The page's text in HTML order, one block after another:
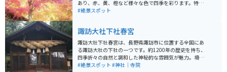
あり、赤、黄、橙など様々な色で四季を彩ります。特に
秋の季節は紅葉が綺麗で、毎年多くの人で賑わいます。
社がとてもマッチしていて、一人でものんびりと楽しむ
ことができます。
#絶景スポット
諏訪大社下社春宮
諏訪大社下社春宮は、長野県諏訪市に位置する全国にあ
る諏訪大社の下社の一つです。約1200年の歴史を持ち、
四季折々の自然と調和した神秘的な雰囲気が魅力。境内
には国宝の御柱や美しい神楽殿があり、日本の伝統文化
#絶景スポット #神社｜寺院